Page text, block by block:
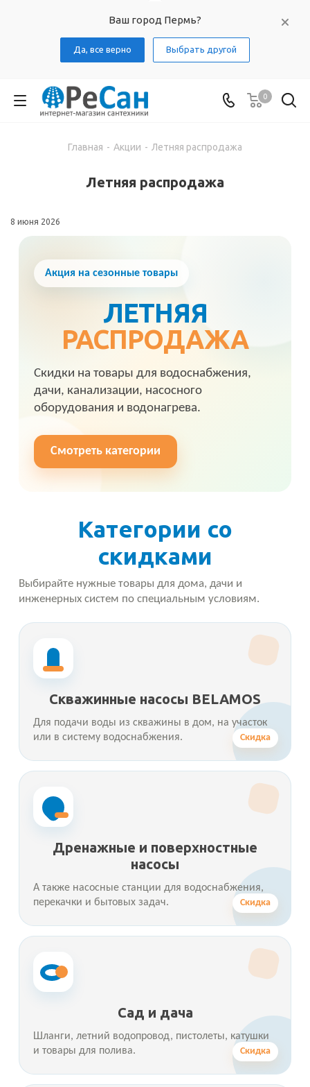
Ваш город Пермь?
Да, все верно Выбрать другой
0
Главная - Акции - Летняя распродажа
Летняя распродажа
8 июня 2026
Акция на сезонные товары
ЛЕТНЯЯ
РАСПРОДАЖА
Скидки на товары для водоснабжения,
дачи, канализации, насосного
оборудования и водонагрева.
Смотреть категории
Категории со
скидками
Выбирайте нужные товары для дома, дачи и
инженерных систем по специальным условиям.
Скважинные насосы BELAMOS
Для подачи воды из скважины в дом, на участок
или в систему водоснабжения.
Скидка
Дренажные и поверхностные
насосы
А также насосные станции для водоснабжения,
перекачки и бытовых задач.
Скидка
Сад и дача
Шланги, летний водопровод, пистолеты, катушки
и товары для полива.
Скидка